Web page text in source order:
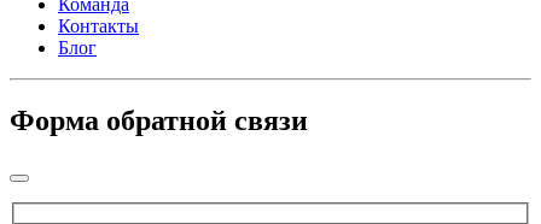
Команда
Контакты
Блог
Форма обратной связи